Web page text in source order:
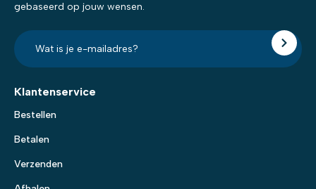
gebaseerd op jouw wensen.
E-
mailadres?
*
Klantenservice
Bestellen
Betalen
Verzenden